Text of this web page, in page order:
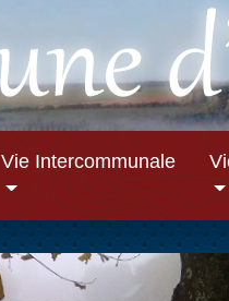
Vie Intercommunale